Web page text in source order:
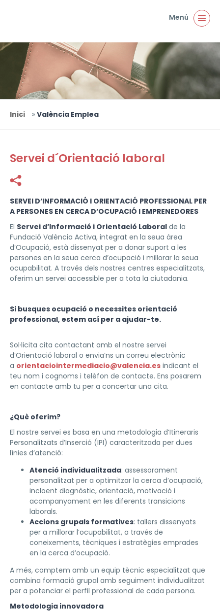
Menú
Esteu aquí
Inici » València Emplea
Servei d´Orientació laboral
SERVEI D’INFORMACIÓ I ORIENTACIÓ PROFESSIONAL PER
A PERSONES EN CERCA D’OCUPACIÓ I EMPRENEDORES
El Servei d’Informació i Orientació Laboral de la
Fundació València Activa, integrat en la seua àrea
d’Ocupació, està dissenyat per a donar suport a les
persones en la seua cerca d’ocupació i millorar la seua
ocupabilitat. A través dels nostres centres especialitzats,
oferim un servei accessible per a tota la ciutadania.
Si busques ocupació o necessites orientació
professional, estem ací per a ajudar-te.
Sol·licita cita contactant amb el nostre servei
d’Orientació laboral o envia’ns un correu electrònic
a orientaciointermediacio@valencia.es indicant el
teu nom i cognoms i telèfon de contacte. Ens posarem
en contacte amb tu per a concertar una cita.
¿Què oferim?
El nostre servei es basa en una metodologia d’Itineraris
Personalitzats d’Inserció (IPI) caracteritzada per dues
línies d’atenció:
Atenció individualitzada: assessorament
personalitzat per a optimitzar la cerca d’ocupació,
incloent diagnòstic, orientació, motivació i
acompanyament en les diferents transicions
laborals.
Accions grupals formatives: tallers dissenyats
per a millorar l’ocupabilitat, a través de
coneixements, tècniques i estratègies emprades
en la cerca d’ocupació.
A més, comptem amb un equip tècnic especialitzat que
combina formació grupal amb seguiment individualitzat
per a potenciar el perfil professional de cada persona.
Metodologia innovadora